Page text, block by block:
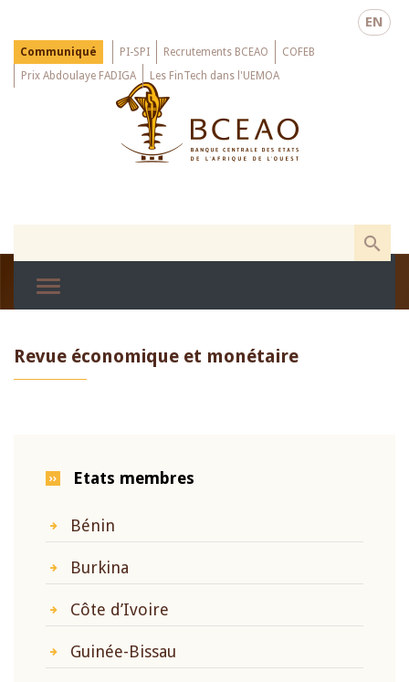
main
EN
Menu
Top
Communiqué PI-SPI Recrutements BCEAO
COFEB
Prix Abdoulaye FADIGA
Les FinTech dans l'UEMOA
Revue économique et monétaire
Etats membres
Bénin
Burkina
Côte d’Ivoire
Guinée-Bissau